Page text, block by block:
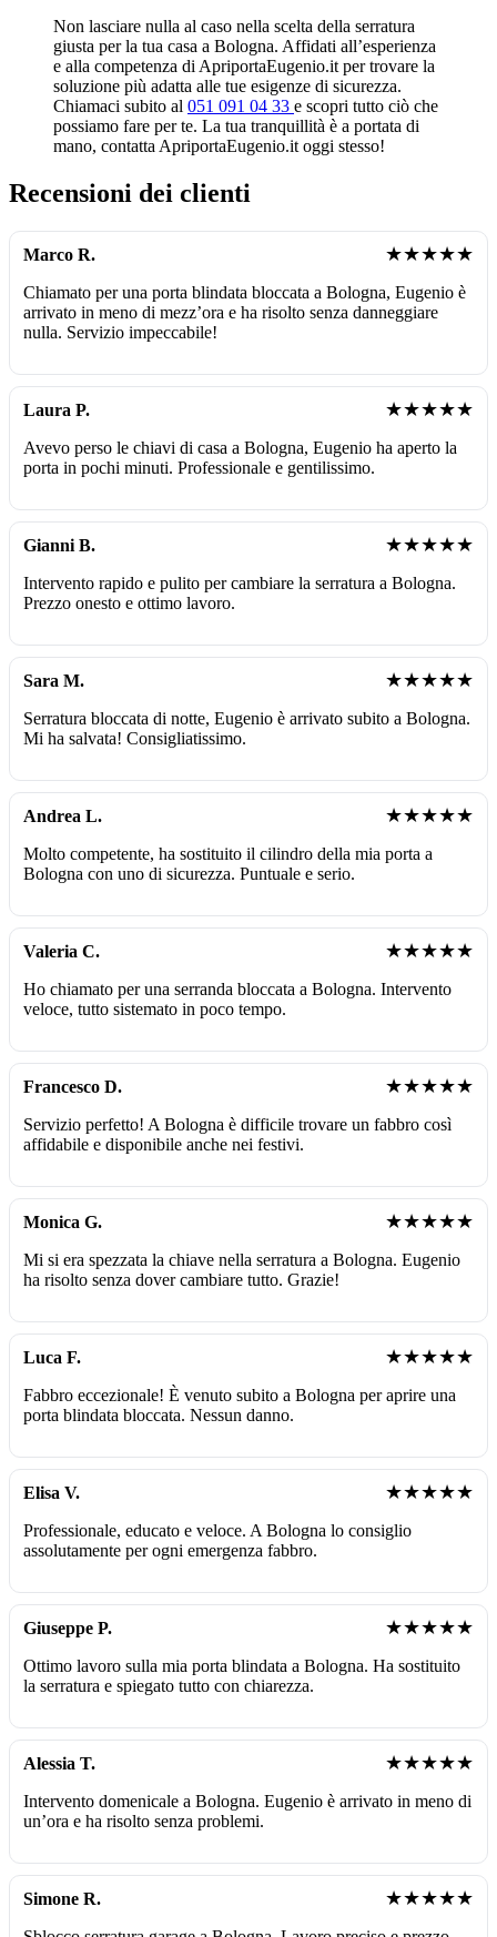
Non lasciare nulla al caso nella scelta della serratura
giusta per la tua casa a Bologna. Affidati all’esperienza
e alla competenza di ApriportaEugenio.it per trovare la
soluzione più adatta alle tue esigenze di sicurezza.
Chiamaci subito al 051 091 04 33 e scopri tutto ciò che
possiamo fare per te. La tua tranquillità è a portata di
mano, contatta ApriportaEugenio.it oggi stesso!
Recensioni dei clienti
Marco R. ★★★★★
Chiamato per una porta blindata bloccata a Bologna, Eugenio è
arrivato in meno di mezz’ora e ha risolto senza danneggiare
nulla. Servizio impeccabile!
Laura P. ★★★★★
Avevo perso le chiavi di casa a Bologna, Eugenio ha aperto la
porta in pochi minuti. Professionale e gentilissimo.
Gianni B. ★★★★★
Intervento rapido e pulito per cambiare la serratura a Bologna.
Prezzo onesto e ottimo lavoro.
Sara M. ★★★★★
Serratura bloccata di notte, Eugenio è arrivato subito a Bologna.
Mi ha salvata! Consigliatissimo.
Andrea L. ★★★★★
Molto competente, ha sostituito il cilindro della mia porta a
Bologna con uno di sicurezza. Puntuale e serio.
Valeria C. ★★★★★
Ho chiamato per una serranda bloccata a Bologna. Intervento
veloce, tutto sistemato in poco tempo.
Francesco D. ★★★★★
Servizio perfetto! A Bologna è difficile trovare un fabbro così
affidabile e disponibile anche nei festivi.
Monica G. ★★★★★
Mi si era spezzata la chiave nella serratura a Bologna. Eugenio
ha risolto senza dover cambiare tutto. Grazie!
Luca F. ★★★★★
Fabbro eccezionale! È venuto subito a Bologna per aprire una
porta blindata bloccata. Nessun danno.
Elisa V. ★★★★★
Professionale, educato e veloce. A Bologna lo consiglio
assolutamente per ogni emergenza fabbro.
Giuseppe P. ★★★★★
Ottimo lavoro sulla mia porta blindata a Bologna. Ha sostituito
la serratura e spiegato tutto con chiarezza.
Alessia T. ★★★★★
Intervento domenicale a Bologna. Eugenio è arrivato in meno di
un’ora e ha risolto senza problemi.
Simone R. ★★★★★